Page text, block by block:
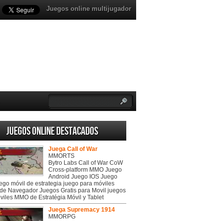
Juegos online multijugador
Juegos online destacados
Juega Call of War
MMORTS
Bytro Labs Call of War CoW
Cross-platform MMO Juego
Android Juego IOS Juego
móvil de estrategia juego para móviles
Navegador Juegos Gratis para Movil juegos
MMO de Estratégia Móvil y Tablet
Juega Supremacy 1914
MMORPG